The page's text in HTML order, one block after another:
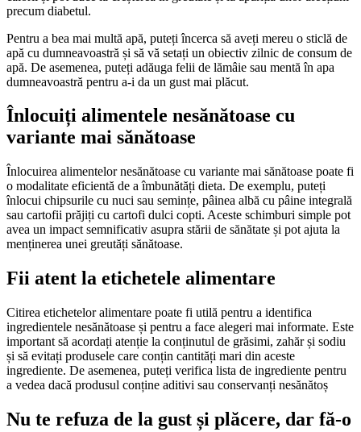
precum diabetul.
Pentru a bea mai multă apă, puteți încerca să aveți mereu o sticlă de
apă cu dumneavoastră și să vă setați un obiectiv zilnic de consum de
apă. De asemenea, puteți adăuga felii de lămâie sau mentă în apa
dumneavoastră pentru a-i da un gust mai plăcut.
Înlocuiți alimentele nesănătoase cu
variante mai sănătoase
Înlocuirea alimentelor nesănătoase cu variante mai sănătoase poate fi
o modalitate eficientă de a îmbunătăți dieta. De exemplu, puteți
înlocui chipsurile cu nuci sau semințe, pâinea albă cu pâine integrală
sau cartofii prăjiți cu cartofi dulci copti. Aceste schimburi simple pot
avea un impact semnificativ asupra stării de sănătate și pot ajuta la
menținerea unei greutăți sănătoase.
Fii atent la etichetele alimentare
Citirea etichetelor alimentare poate fi utilă pentru a identifica
ingredientele nesănătoase și pentru a face alegeri mai informate. Este
important să acordați atenție la conținutul de grăsimi, zahăr și sodiu
și să evitați produsele care conțin cantități mari din aceste
ingrediente. De asemenea, puteți verifica lista de ingrediente pentru
a vedea dacă produsul conține aditivi sau conservanți nesănătoș
Nu te refuza de la gust și plăcere, dar fă-o